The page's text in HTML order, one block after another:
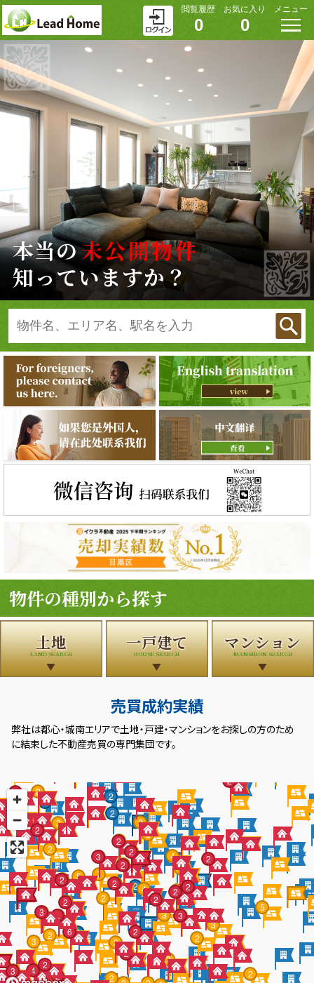
閲覧履歴
0
お気に入り
0
メニュー
本当の未公開物件
知っていますか？
物件の種別から探す
土地
LAND SEARCH
一戸建て
HOUSE SEARCH
マンション
MANSHION SEARCH